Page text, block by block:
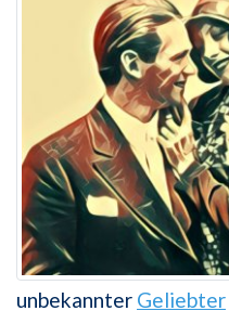
unbekannter Geliebter